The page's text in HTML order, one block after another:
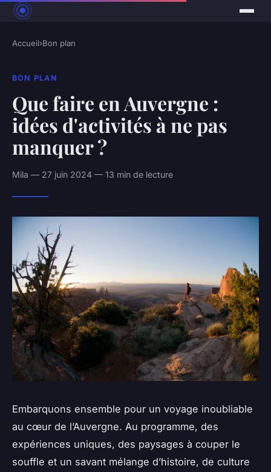
Accueil›Bon plan
BON PLAN
Que faire en Auvergne :
idées d'activités à ne pas
manquer ?
Mila — 27 juin 2024 — 13 min de lecture
Embarquons ensemble pour un voyage inoubliable
au cœur de l’Auvergne. Au programme, des
expériences uniques, des paysages à couper le
souffle et un savant mélange d’histoire, de culture